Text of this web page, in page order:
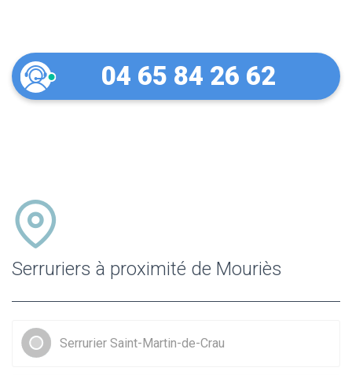
04 65 84 26 62
Serruriers à proximité de Mouriès
Serrurier Saint-Martin-de-Crau